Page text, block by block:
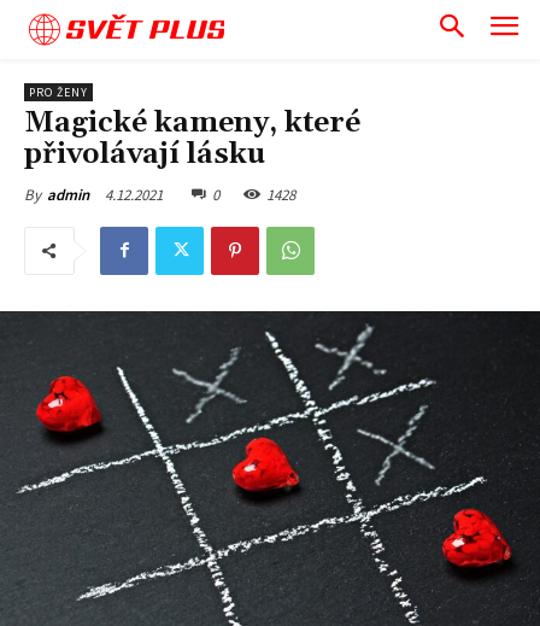
SVĚT PLUS
PRO ŽENY
Magické kameny, které
přivolávají lásku
By admin 4.12.2021 0 1428